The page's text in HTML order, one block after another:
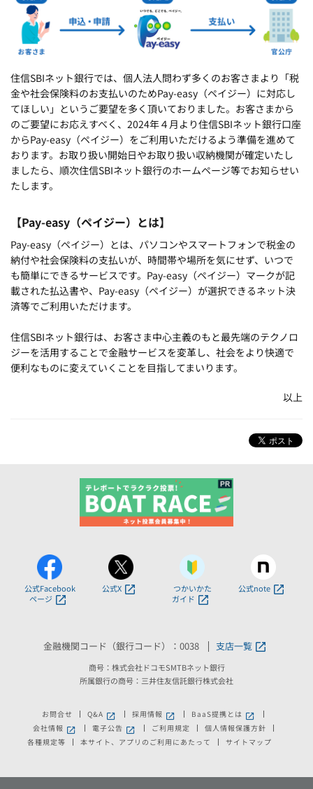
住信SBIネット銀行では、個人法人問わず多くのお客さまより「税
金や社会保険料のお支払いのためPay-easy（ペイジー）に対応し
てほしい」というご要望を多く頂いておりました。お客さまから
のご要望にお応えすべく、2024年４月より住信SBIネット銀行口座
からPay-easy（ペイジー）をご利用いただけるよう準備を進めて
おります。お取り扱い開始日やお取り扱い収納機関が確定いたし
ましたら、順次住信SBIネット銀行のホームページ等でお知らせい
たします。
【Pay-easy（ペイジー）とは】
Pay-easy（ペイジー）とは、パソコンやスマートフォンで税金の
納付や社会保険料の支払いが、時間帯や場所を気にせず、いつで
も簡単にできるサービスです。Pay-easy（ペイジー）マークが記
載された払込書や、Pay-easy（ペイジー）が選択できるネット決
済等でご利用いただけます。
住信SBIネット銀行は、お客さま中心主義のもと最先端のテクノロ
ジーを活用することで金融サービスを変革し、社会をより快適で
便利なものに変えていくことを目指してまいります。
以上
公式Facebook
ページ
公式X
つかいかた
ガイド
公式note
金融機関コード（銀行コード）：0038 支店一覧
商号：株式会社ドコモSMTBネット銀行
所属銀行の商号：三井住友信託銀行株式会社
お問合せ Q&A 新しいウィンドウで開きます。
採用情報 新しいウィンドウで開きます。
BaaS提携とは 新しいウィンドウ
会社情報 新しいウィンドウで開きます。
電子公告新しいウィンドウで開きます。
ご利用規定
個人情報保護方針
各種規定等
本サイト、アプリのご利用にあたって サイトマップ